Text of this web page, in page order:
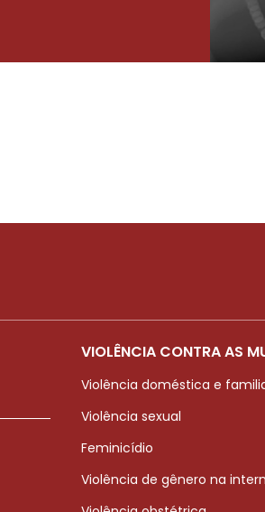
VIOLÊNCIA CONTRA AS
Violência doméstica e
Violência sexual
Feminicídio
Violência de gênero na